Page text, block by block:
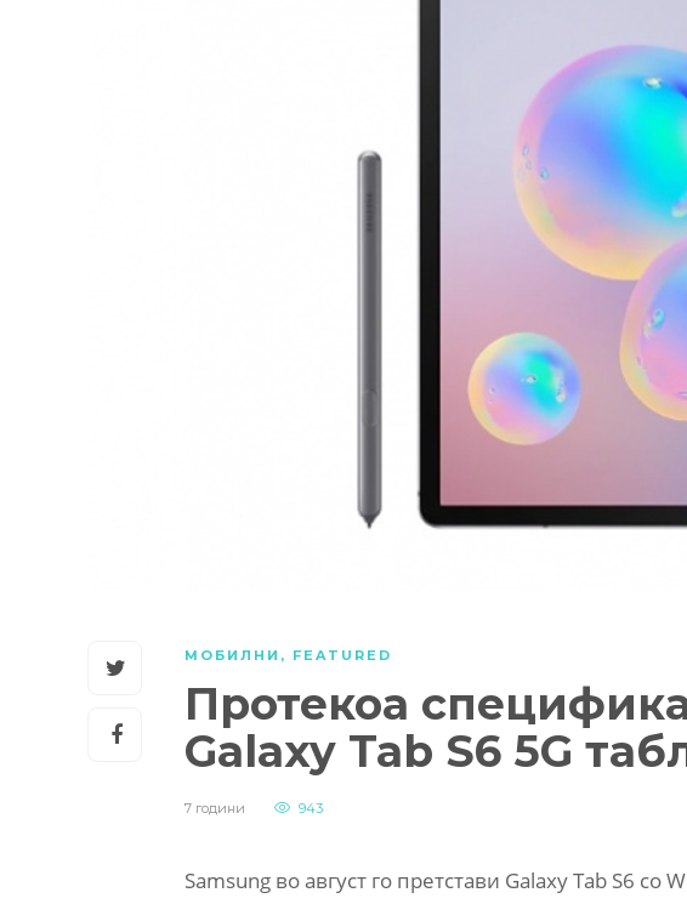
МОБИЛНИ , FEATURED
Протекоа
Galaxy Tab S6 5G
7 години 943
Samsung во август го претстави Galaxy Tab S6